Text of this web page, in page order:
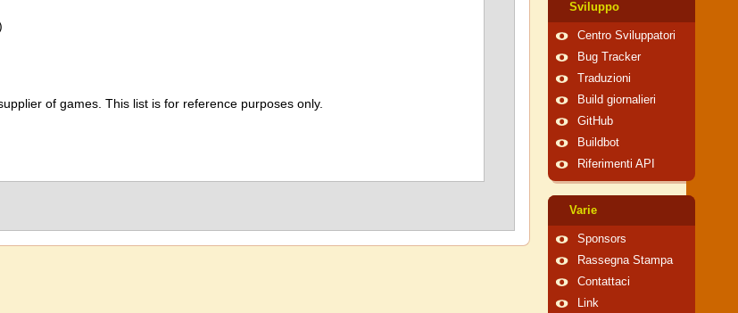
of games. This list is for reference purposes only.
Sviluppo
Centro Sviluppatori
Bug Tracker
Traduzioni
Build giornalieri
GitHub
Buildbot
Riferimenti API
Varie
Sponsors
Rassegna Stampa
Contattaci
Link